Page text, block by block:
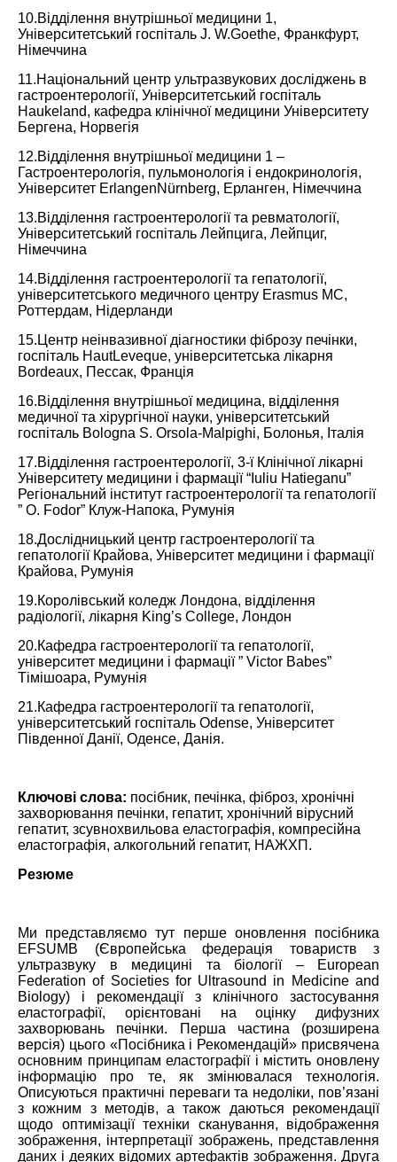
10.Відділення внутрішньої медицини 1,
Університетський госпіталь J. W.Goethe, Франкфурт,
Німеччина
11.Національний центр ультразвукових досліджень в
гастроентерології, Університетський госпіталь
Haukeland, кафедра клінічної медицини Університету
Бергена, Норвегія
12.Відділення внутрішньої медицини 1 –
Гастроентерологія, пульмонологія і ендокринологія,
Університет ErlangenNürnberg, Ерланген, Німеччина
13.Відділення гастроентерології та ревматології,
Університетський госпіталь Лейпцига, Лейпциг,
Німеччина
14.Відділення гастроентерології та гепатології,
університетського медичного центру Erasmus MC,
Роттердам, Нідерланди
15.Центр неінвазивної діагностики фіброзу печінки,
госпіталь HautLeveque, університетська лікарня
Bordeaux, Пессак, Франція
16.Відділення внутрішньої медицина, відділення
медичної та хірургічної науки, університетський
госпіталь Bologna S. Orsola-Malpighi, Болонья, Італія
17.Відділення гастроентерології, 3-ї Клінічної лікарні
Університету медицини і фармації “Iuliu Hatieganu”
Регіональний інститут гастроентерології та гепатології
” O. Fodor” Клуж-Напока, Румунія
18.Дослідницький центр гастроентерології та
гепатології Крайова, Університет медицини і фармації
Крайова, Румунія
19.Королівський коледж Лондона, відділення
радіології, лікарня King’s College, Лондон
20.Кафедра гастроентерології та гепатології,
університет медицини і фармації ” Victor Babes”
Тімішоара, Румунія
21.Кафедра гастроентерології та гепатології,
університетський госпіталь Odense, Університет
Південної Данії, Оденсе, Данія.
Ключові слова: посібник, печінка, фіброз, хронічні
захворювання печінки, гепатит, хронічний вірусний
гепатит, зсувнохвильова еластографія, компресійна
еластографія, алкогольний гепатит, НАЖХП.
Резюме
Ми представляємо тут перше оновлення посібника
EFSUMB (Європейська федерація товариств з
ультразвуку в медицині та біології – European
Federation of Societies for Ultrasound in Medicine and
Biology) і рекомендації з клінічного застосування
еластографії, орієнтовані на оцінку дифузних
захворювань печінки. Перша частина (розширена
версія) цього «Посібника і Рекомендацій» присвячена
основним принципам еластографії і містить оновлену
інформацію про те, як змінювалася технологія.
Описуються практичні переваги та недоліки, пов’язані
з кожним з методів, а також даються рекомендації
щодо оптимізації техніки сканування, відображення
зображення, інтерпретації зображень, представлення
даних і деяких відомих артефактів зображення. Друга